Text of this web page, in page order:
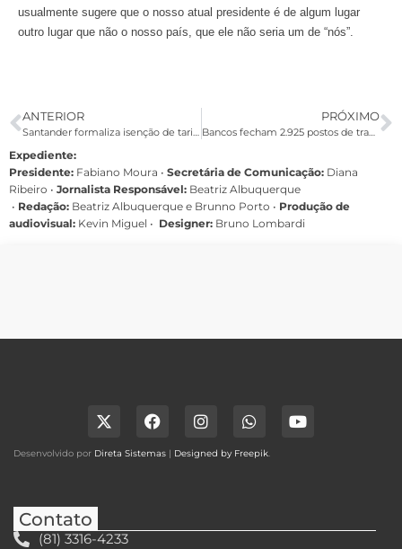
usualmente sugere que o nosso atual presidente é de algum lugar
outro lugar que não o nosso país, que ele não seria um de “nós”.
ANTERIOR
Santander formaliza isenção de tarifas para aposentados
PRÓXIMO
Bancos fecham 2.925 postos de trabalho entre janeiro e maio de 2015
Expediente:
Presidente: Fabiano Moura • Secretária de Comunicação: Diana
Ribeiro • Jornalista Responsável: Beatriz Albuquerque
• Redação: Beatriz Albuquerque e Brunno Porto • Produção de
audiovisual: Kevin Miguel • Designer: Bruno Lombardi
Desenvolvido por Direta Sistemas | Designed by Freepik.
Contato
(81) 3316-4233